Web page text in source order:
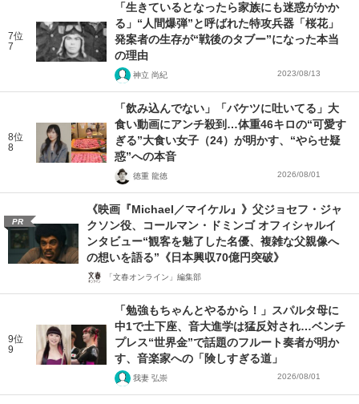
7位
7
「生きているとなったら家族にも迷惑がかか
る」“人間爆弾”と呼ばれた特攻兵器「桜花」
発案者の生存が“戦後のタブー”になった本当
の理由
神立 尚紀 2023/08/13
8位
8
「飲み込んでない」「バケツに吐いてる」大
食い動画にアンチ殺到…体重46キロの“可愛す
ぎる”大食い女子（24）が明かす、“やらせ疑
惑”への本音
徳重 龍徳 2026/08/01
PR
《映画『Michael／マイケル』》父ジョセフ・ジャ
クソン役、コールマン・ドミンゴ オフィシャルイ
ンタビュー“観客を魅了した名優、複雑な父親像へ
の想いを語る”《日本興収70億円突破》
「文春オンライン」編集部
9位
9
「勉強もちゃんとやるから！」スパルタ母に
中1で土下座、音大進学は猛反対され…ベンチ
プレス“世界金”で話題のフルート奏者が明か
す、音楽家への「険しすぎる道」
我妻 弘崇 2026/08/01